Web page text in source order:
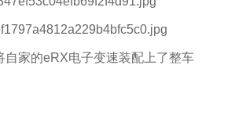
自家的eRX电子变速装配上了整车